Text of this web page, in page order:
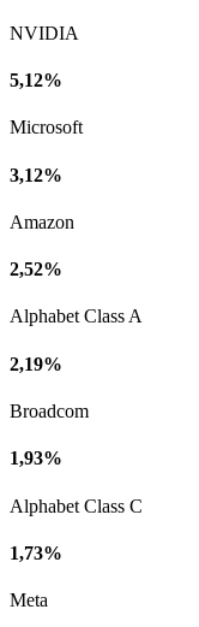
NVIDIA
5,12%
Microsoft
3,12%
Amazon
2,52%
Alphabet Class A
2,19%
Broadcom
1,93%
Alphabet Class C
1,73%
Meta